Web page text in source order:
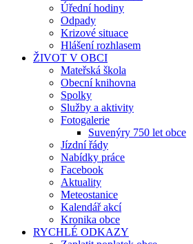
Úřední hodiny
Odpady
Krizové situace
Hlášení rozhlasem
ŽIVOT V OBCI
Mateřská škola
Obecní knihovna
Spolky
Služby a aktivity
Fotogalerie
Suvenýry 750 let obce
Jízdní řády
Nabídky práce
Facebook
Aktuality
Meteostanice
Kalendář akcí
Kronika obce
RYCHLÉ ODKAZY